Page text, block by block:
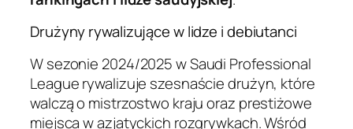
Drużyny rywalizujące w lidze i debiutanci
W sezonie 2024/2025 w Saudi Professional
League rywalizuje szesnaście drużyn, które
walczą o mistrzostwo kraju oraz prestiżowe
miejsca w azjatyckich rozgrywkach. Wśród